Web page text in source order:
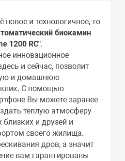
новое и технологичное, то
биокамин
1200 RC".
инновационное
и сейчас, позволит
и домашнюю
С помощью
Вы можете заранее
теплую атмосферу
близких и друзей и
своего жилища.
дров, а значит
вам гарантированы